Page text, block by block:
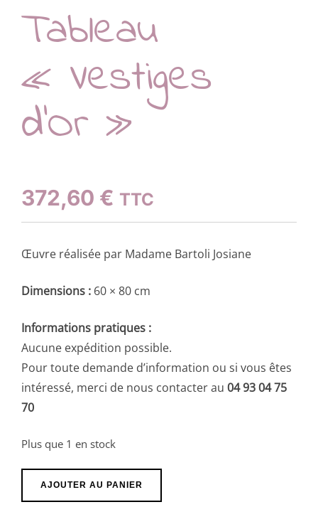
Tableau
« Vestiges
d’Or »
372,60 € TTC
Œuvre réalisée par Madame Bartoli Josiane
Dimensions : 60 × 80 cm
Informations pratiques :
Aucune expédition possible.
Pour toute demande d’information ou si vous êtes
intéressé, merci de nous contacter au 04 93 04 75
70
Plus que 1 en stock
quantité
de
AJOUTER AU PANIER